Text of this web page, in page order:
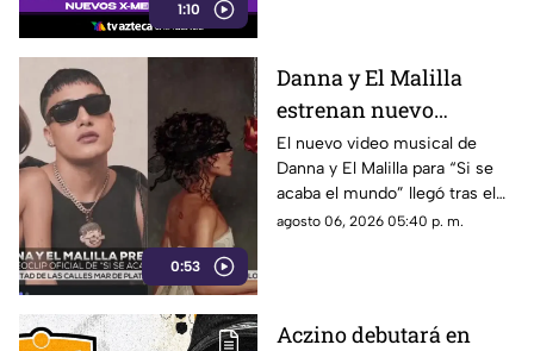
1:10
0:53
Danna y El Malilla
estrenan nuevo
videoclip y aumentan
expectativa entre sus
fans
El nuevo video musical de
Danna y El Malilla para “Si se
acaba el mundo” llegó tras el
buen recibimiento del sencillo
agosto 06, 2026 05:40 p. m.
Aczino debutará en